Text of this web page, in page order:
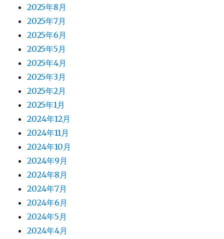
2025年8月
2025年7月
2025年6月
2025年5月
2025年4月
2025年3月
2025年2月
2025年1月
2024年12月
2024年11月
2024年10月
2024年9月
2024年8月
2024年7月
2024年6月
2024年5月
2024年4月